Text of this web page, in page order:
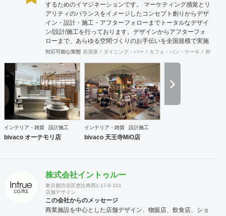
するためのイマジネーションです。 マーケティング感覚とリ
アリティのバランスをイメージしたコンセプト創りからデザ
イン・設計・施工・アフターフォローまでトータルなデザイ
ン/設計/施工を行っております。デザインからアフターフォ
ローまで、あらゆる空間づくりのお手伝いを全国規模で実施
できます。上海にもオフィスがございますので、中国での実
対応可能な業態 居酒屋 ダイニング・バー カフェ・パン・ケーキ 和食・
インテリア・雑貨 設計施工
bivaco オーテモリ店
インテリア・雑貨 設計施工
bivaco 天王寺MiO店
株式会社イントゥルー
東京都渋谷区恵比寿西1-17-6-101
店舗デザイン
この会社からのメッセージ
商業施設を中心とした店舗デザイン、物販店、飲食店、ショ